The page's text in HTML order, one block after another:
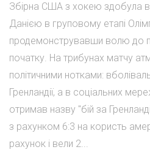
Збірна США з хокею здобула
Данією в груповому етапі
продемонструвавши волю до
початку. На трибунах матчу
політичними нотками:
Гренландії, а в соціальних
отримав назву "бій за
з рахунком 6:3 на користь
рахунок і вели 2...